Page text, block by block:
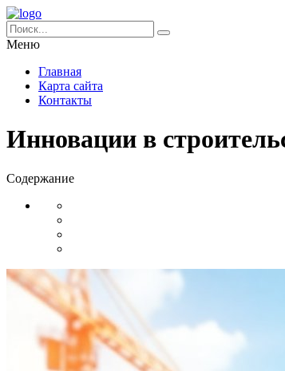
Меню
Главная
Карта сайта
Контакты
Инновации в
Содержание